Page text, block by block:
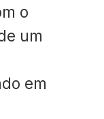
o
um
em